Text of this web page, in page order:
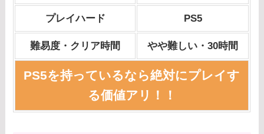
プレイハード PS5
難易度・クリア時間 やや難しい・30時間
PS5を持っているなら絶対にプレイす
る価値アリ！！